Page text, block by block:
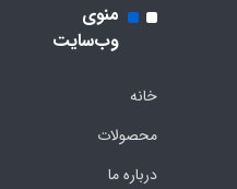
منوی
وب‌سایت
خانه
محصولات
درباره ما